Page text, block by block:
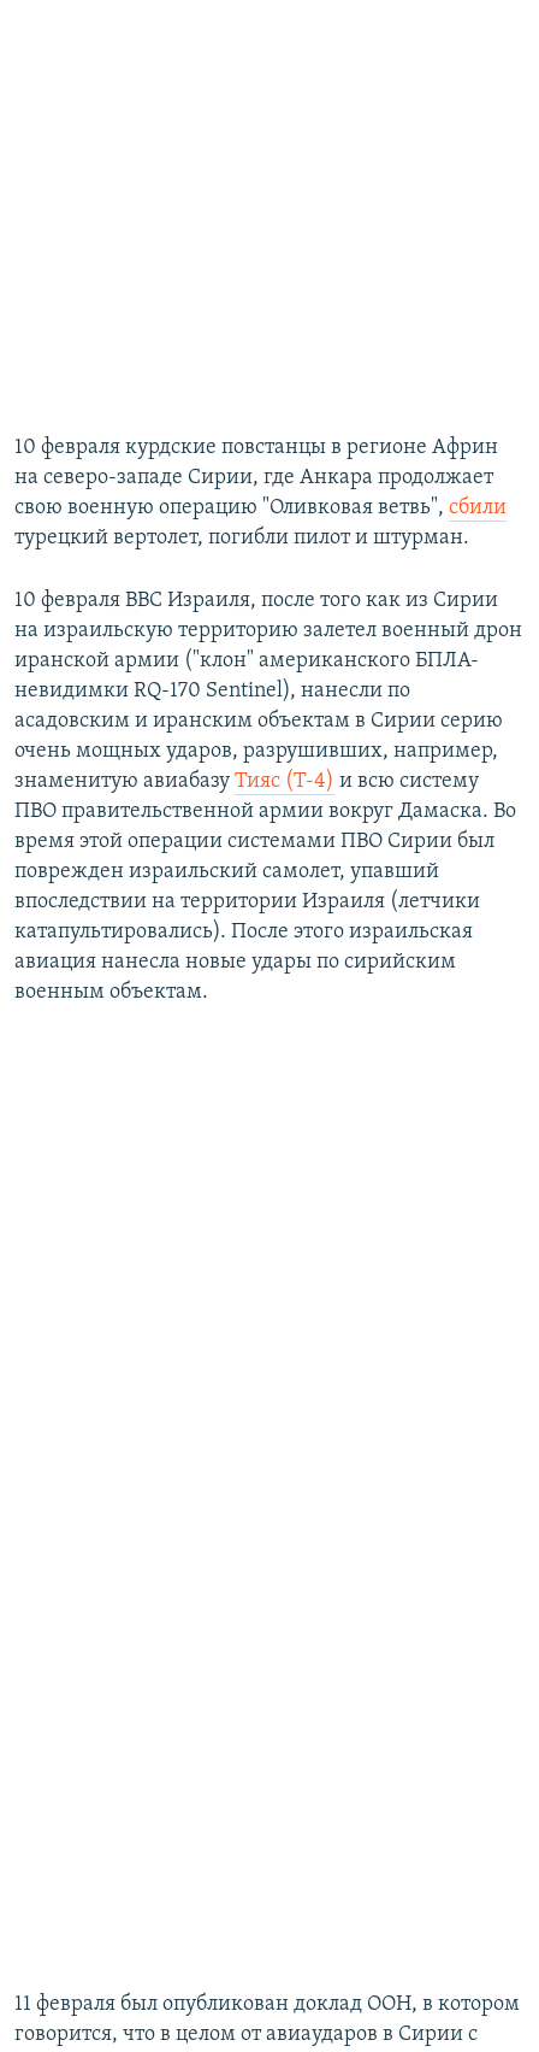
10 февраля курдские повстанцы в регионе Африн
на северо-западе Сирии, где Анкара продолжает
свою военную операцию "Оливковая ветвь", сбили
турецкий вертолет, погибли пилот и штурман.
10 февраля ВВС Израиля, после того как из Сирии
на израильскую территорию залетел военный дрон
иранской армии ("клон" американского БПЛА-
невидимки RQ-170 Sentinel), нанесли по
асадовским и иранским объектам в Сирии серию
очень мощных ударов, разрушивших, например,
знаменитую авиабазу Тияс (Т-4) и всю систему
ПВО правительственной армии вокруг Дамаска. Во
время этой операции системами ПВО Сирии был
поврежден израильский самолет, упавший
впоследствии на территории Израиля (летчики
катапультировались). После этого израильская
авиация нанесла новые удары по сирийским
военным объектам.
11 февраля был опубликован доклад ООН, в котором
говорится, что в целом от авиаударов в Сирии с